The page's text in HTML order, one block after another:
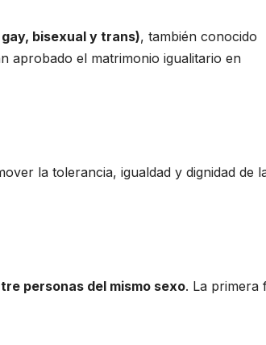
bisexual y trans), también conocido
aprobado el matrimonio igualitario en
la tolerancia, igualdad y dignidad de
personas del mismo sexo. La primera